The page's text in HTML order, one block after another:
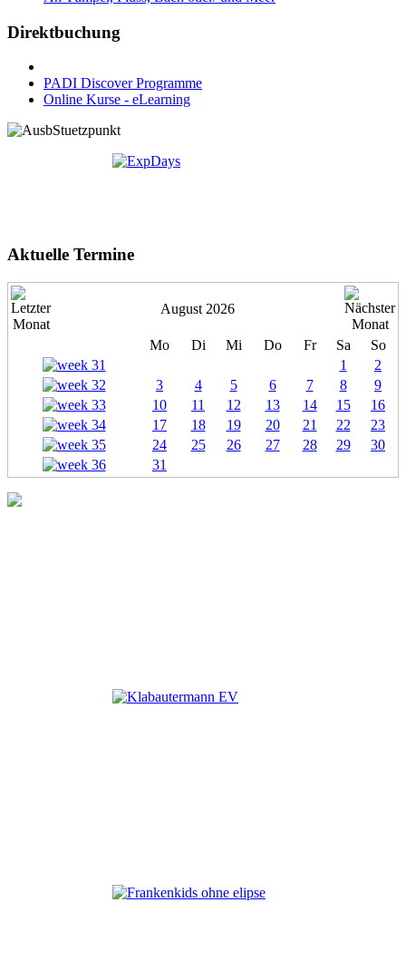
Direktbuchung
PADI Discover Programme
Online Kurse - eLearning
Aktuelle Termine
August 2026
Mo Di Mi Do Fr Sa
So
1
2
3
4 5 6 7 8
9
10
11 12 13 14 15
16
17
18 19 20 21 22
23
24
25 26 27 28 29
30
31